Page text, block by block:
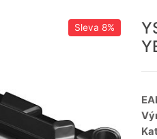
Sleva 8%